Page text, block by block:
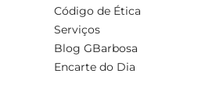
Código de Ética
Serviços
Blog GBarbosa
Encarte do Dia